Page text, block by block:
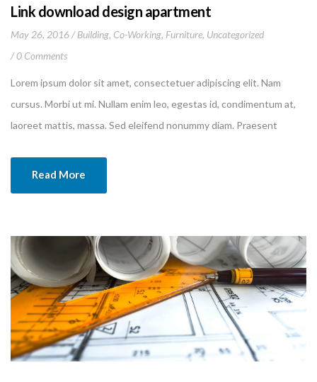
Link download design apartment
May 26, 2016 Building, Co-Working, Furniture, Uncategorized
0 Comments
Lorem ipsum dolor sit amet, consectetuer adipiscing elit. Nam
cursus. Morbi ut mi. Nullam enim leo, egestas id, condimentum at,
laoreet mattis, massa. Sed eleifend nonummy diam. Praesent
Read More